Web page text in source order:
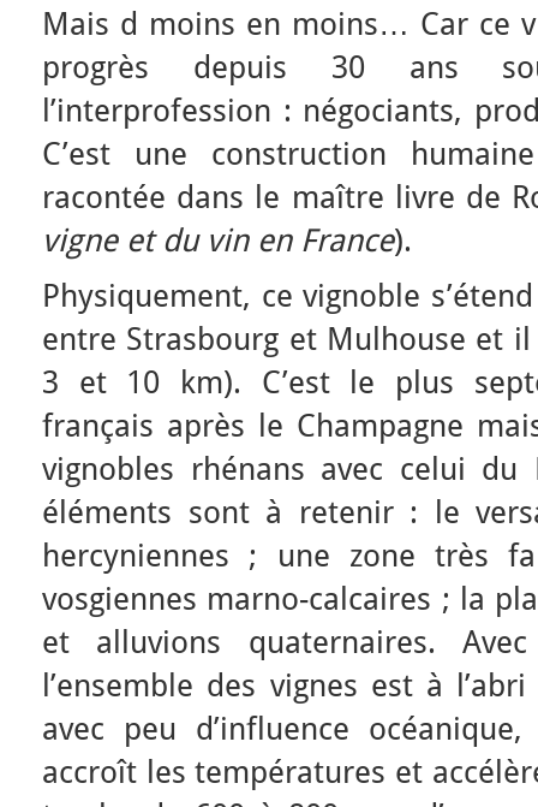
Mais d moins en moins… Car ce
progrès depuis 30 ans
l’interprofession : négociants,
C’est une construction
racontée dans le maître livre de
vigne et du vin en France).
Physiquement, ce vignoble
entre Strasbourg et Mulhouse et
3 et 10 km). C’est le plus
français après le Champagne
vignobles rhénans avec celui du
éléments sont à retenir : le
hercyniennes ; une zone très
vosgiennes marno-calcaires ; la
et alluvions quaternaires.
l’ensemble des vignes est à
avec peu d’influence
accroît les températures et